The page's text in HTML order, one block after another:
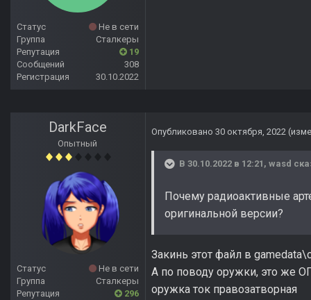
Статус
Не в сети
Группа
Сталкеры
Репутация
19
Сообщений
308
Регистрация
30.10.2022
DarkFace
Опытный
Статус
Не в сети
Группа
Сталкеры
Репутация
296
Опубликовано 30 октября, 2022
В 30.10.2022 в 12:21, wasd
Почему радиоактивные
оригинальной версии?
Закинь этот файл в
А по поводу оружки, это же
оружка ток правозатворная